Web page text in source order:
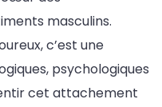
masculins.
c’est une
psychologiques
cet attachement